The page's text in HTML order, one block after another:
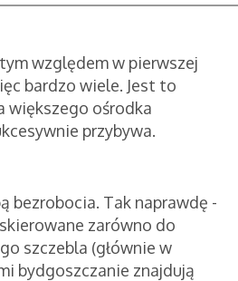
względem w pierwszej
bardzo wiele. Jest to
większego ośrodka
przybywa.
bezrobocia. Tak naprawdę -
zarówno do
szczebla (głównie w
bydgoszczanie znajdują